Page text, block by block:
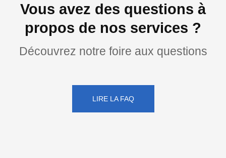
Vous avez des questions à
propos de nos services ?
Découvrez notre foire aux questions
LIRE LA FAQ